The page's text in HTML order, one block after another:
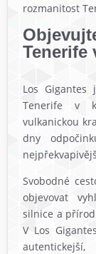
rozmanitost
Tenerife
Los
Tenerife v
vulkanickou
dny
Svobodné
objevovat
silnice a
V Los